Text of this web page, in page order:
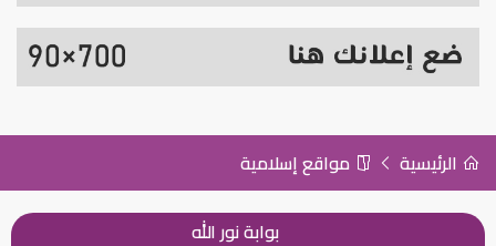
الرئيسية مواقع إسلامية
بوابة نور الله